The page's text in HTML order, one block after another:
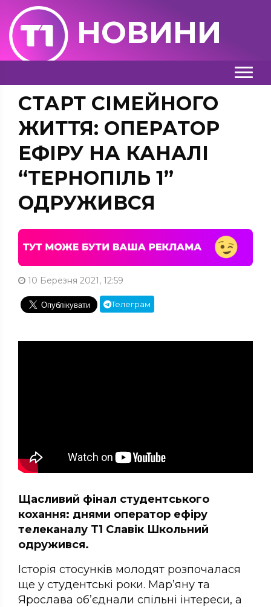
НОВИНИ
СТАРТ СІМЕЙНОГО
ЖИТТЯ: ОПЕРАТОР
ЕФІРУ НА КАНАЛІ
“ТЕРНОПІЛЬ 1”
ОДРУЖИВСЯ
10 Березня 2021, 12:59
Телеграм
Щасливий фінал студентського
кохання: днями оператор ефіру
телеканалу Т1 Славік Школьний
одружився.
Історія стосунків молодят розпочалася
ще у студентські роки. Мар’яну та
Ярослава об’єднали спільні інтереси, а